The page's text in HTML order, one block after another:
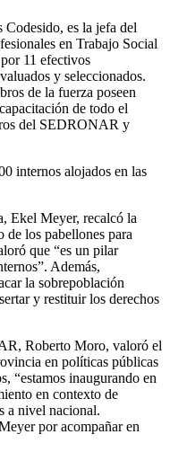
es la jefa del
en Trabajo Social
11 efectivos
y seleccionados.
de la fuerza poseen
de todo el
del SEDRONAR y
internos alojados en las
Ekel Meyer, recalcó la
de los pabellones para
que “es un pilar
Además,
la sobrepoblación
y restituir los derechos
Roberto Moro, valoró el
en políticas públicas
“estamos inaugurando en
en contexto de
a nivel nacional.
por acompañar en